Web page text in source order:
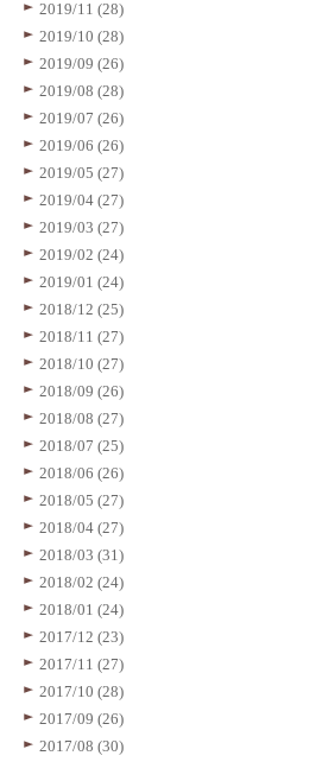
2019/11 (28)
2019/10 (28)
2019/09 (26)
2019/08 (28)
2019/07 (26)
2019/06 (26)
2019/05 (27)
2019/04 (27)
2019/03 (27)
2019/02 (24)
2019/01 (24)
2018/12 (25)
2018/11 (27)
2018/10 (27)
2018/09 (26)
2018/08 (27)
2018/07 (25)
2018/06 (26)
2018/05 (27)
2018/04 (27)
2018/03 (31)
2018/02 (24)
2018/01 (24)
2017/12 (23)
2017/11 (27)
2017/10 (28)
2017/09 (26)
2017/08 (30)